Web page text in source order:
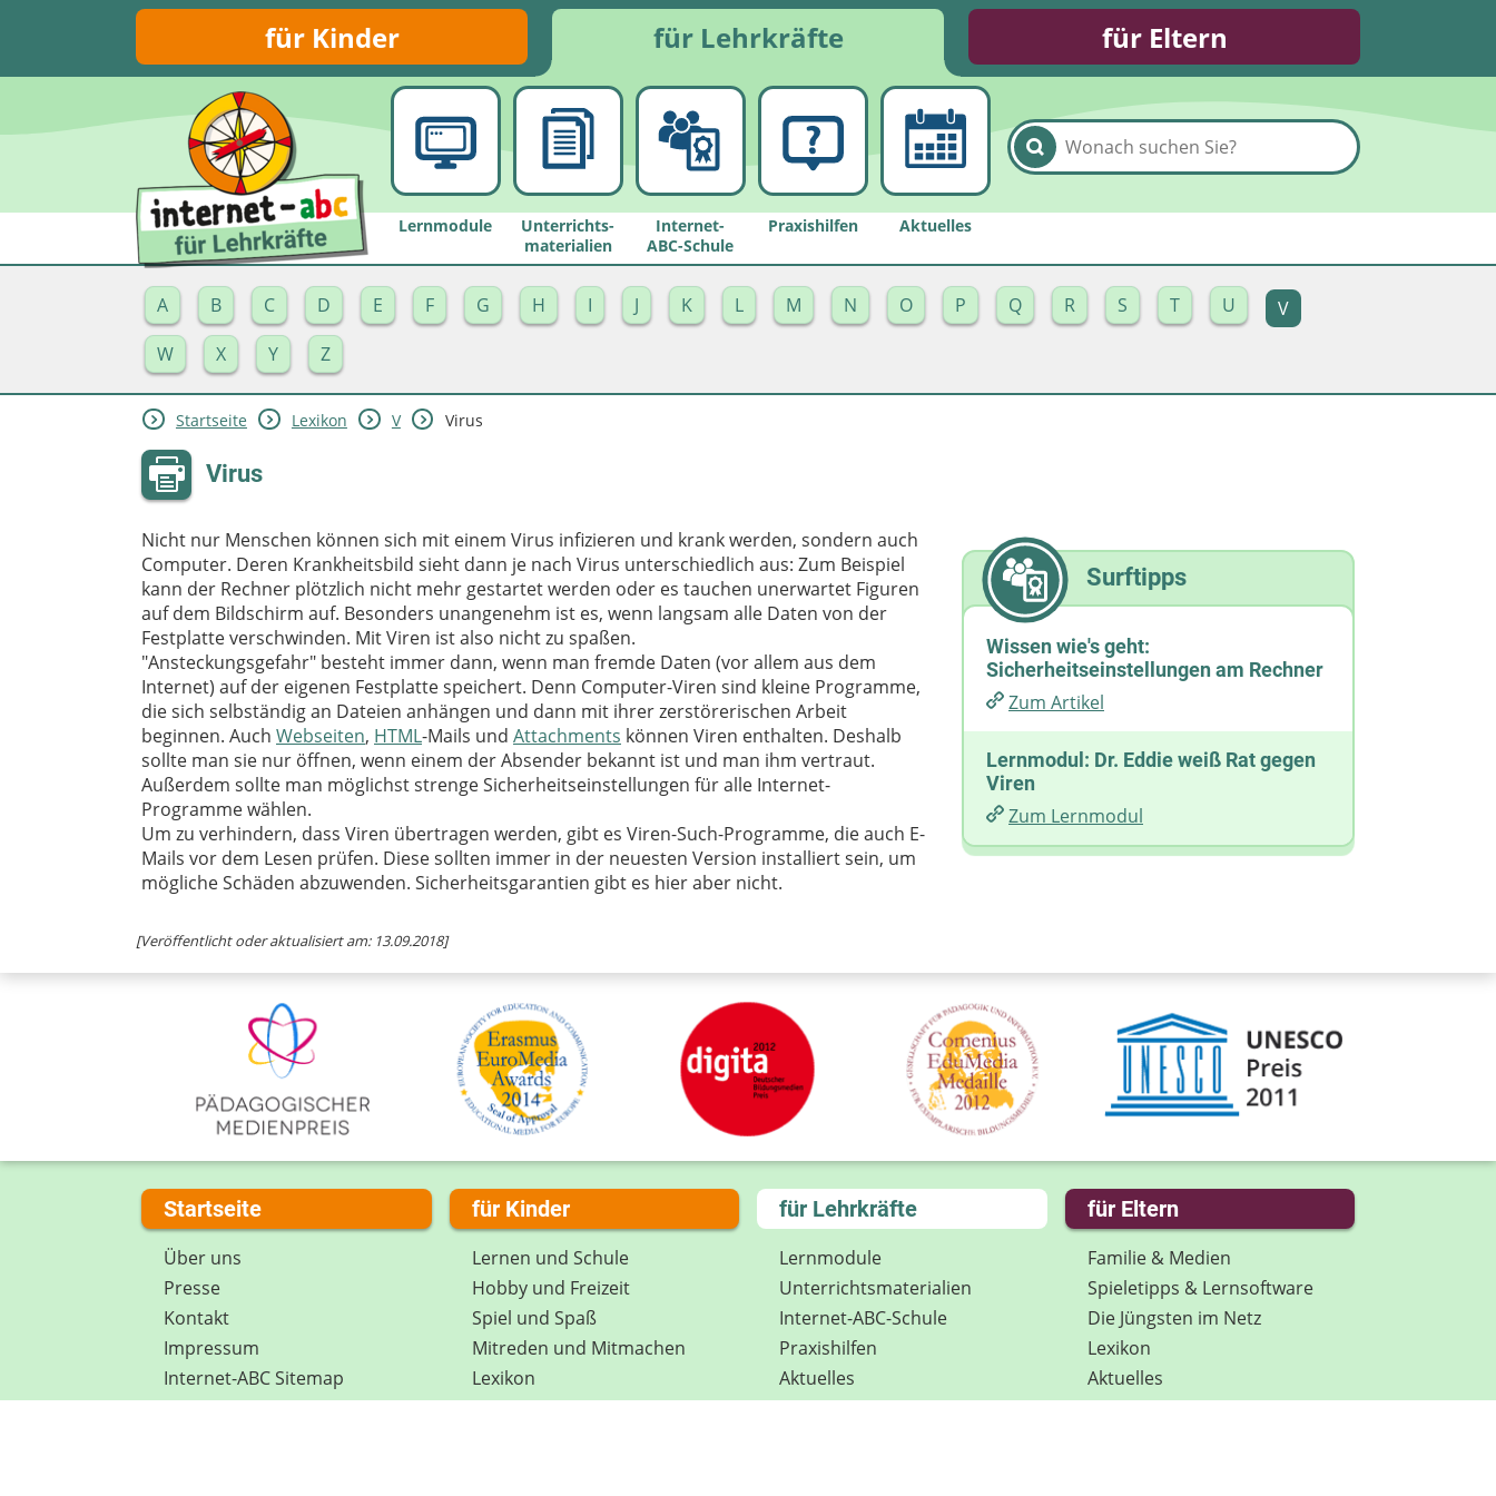
für Kinder für Lehrkräfte für Eltern
Lernmodule
Unterrichts­
materialien
Internet-
ABC-Schule
Praxishilfen Aktuelles
A B C D E F G H I J K L M N O P Q R S T U
V
W
X Y Z
Startseite Lexikon V Virus
Virus
Nicht nur Menschen können sich mit einem Virus infizieren und krank werden, sondern auch
Computer. Deren Krankheitsbild sieht dann je nach Virus unterschiedlich aus: Zum Beispiel
kann der Rechner plötzlich nicht mehr gestartet werden oder es tauchen unerwartet Figuren
auf dem Bildschirm auf. Besonders unangenehm ist es, wenn langsam alle Daten von der
Festplatte verschwinden. Mit Viren ist also nicht zu spaßen.
"Ansteckungsgefahr" besteht immer dann, wenn man fremde Daten (vor allem aus dem
Internet) auf der eigenen Festplatte speichert. Denn Computer-Viren sind kleine Programme,
die sich selbständig an Dateien anhängen und dann mit ihrer zerstörerischen Arbeit
beginnen. Auch Webseiten, HTML-Mails und Attachments können Viren enthalten. Deshalb
sollte man sie nur öffnen, wenn einem der Absender bekannt ist und man ihm vertraut.
Außerdem sollte man möglichst strenge Sicherheitseinstellungen für alle Internet-
Programme wählen.
Um zu verhindern, dass Viren übertragen werden, gibt es Viren-Such-Programme, die auch E-
Mails vor dem Lesen prüfen. Diese sollten immer in der neuesten Version installiert sein, um
mögliche Schäden abzuwenden. Sicherheitsgarantien gibt es hier aber nicht.
[Veröffentlicht oder aktualisiert am: 13.09.2018]
Surftipps
Wissen wie's geht:
Sicherheitseinstellungen am Rechner
Zum Artikel
Lernmodul: Dr. Eddie weiß Rat gegen
Viren
Zum Lernmodul
Startseite
Über uns
Presse
Kontakt
Impressum
Internet-ABC Sitemap
Barrierefreiheit
für Kinder
Lernen und Schule
Hobby und Freizeit
Spiel und Spaß
Mitreden und Mitmachen
Lexikon
Datenschutz
für Lehrkräfte
Lernmodule
Unterrichts­materialien
Internet-ABC-Schule
Praxishilfen
Aktuelles
Materialbestellung
für Eltern
Familie & Medien
Spieletipps & Lernsoftware
Die Jüngsten im Netz
Lexikon
Aktuelles
Datenschutz